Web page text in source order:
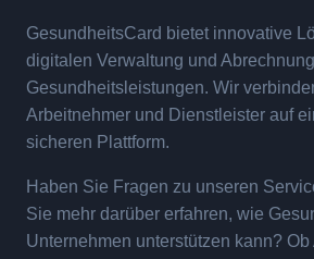
GesundheitsCard bietet innovative
digitalen Verwaltung und
Gesundheitsleistungen. Wir
Arbeitnehmer und Dienstleister auf
sicheren Plattform.
Haben Sie Fragen zu unseren
Sie mehr darüber erfahren, wie
Unternehmen unterstützen kann?